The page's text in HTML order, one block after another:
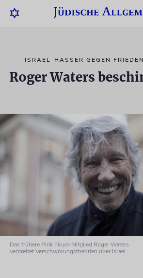
ISRAEL-HASSER GEGEN
Roger Waters
Das frühere Pink Floyd-Mitglied Roger Waters
verbreitet Verschwörungstheorien über Israel.